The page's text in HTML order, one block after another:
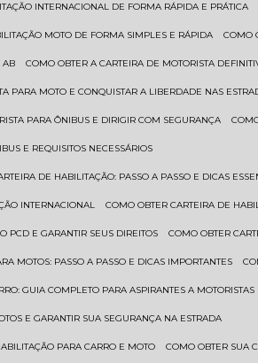
INTERNACIONAL DE FORMA RÁPIDA E PRÁTICA
MOTO DE FORMA SIMPLES E RÁPIDA
AB COMO OBTER A CARTEIRA DE MOTORISTA
PARA MOTO E CONQUISTAR A LIBERDADE NAS
PARA ÔNIBUS E DIRIGIR COM SEGURANÇA
E REQUISITOS NECESSÁRIOS
DE HABILITAÇÃO: PASSO A PASSO E DICAS
INTERNACIONAL COMO OBTER CARTEIRA DE
PCD E GARANTIR SEUS DIREITOS COMO OBTER
MOTOS: PASSO A PASSO E DICAS IMPORTANTES
GUIA COMPLETO PARA ASPIRANTES A MOTORISTAS
E GARANTIR SUA SEGURANÇA NA ESTRADA
PARA CARRO E MOTO COMO OBTER SUA